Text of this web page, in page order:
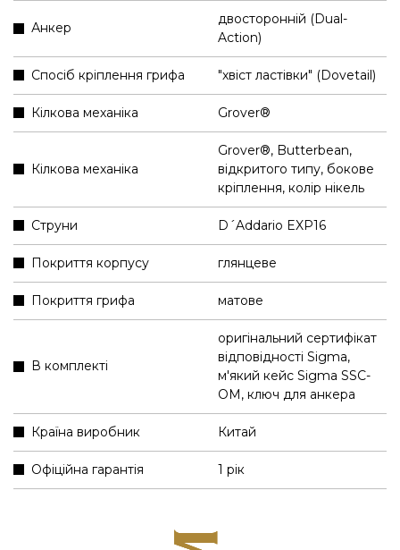
Анкер
двосторонній (Dual-
Action)
Спосіб кріплення грифа "хвіст ластівки" (Dovetail)
Кілкова механіка Grover®
Кілкова механіка
Grover®, Butterbean,
відкритого типу, бокове
кріплення, колір нікель
Струни D´Addario EXP16
Покриття корпусу глянцеве
Покриття грифа матове
В комплекті
оригінальний сертифікат
відповідності Sigma,
м'який кейс Sigma SSC-
OM, ключ для анкера
Країна виробник Китай
Офіційна гарантія 1 рік